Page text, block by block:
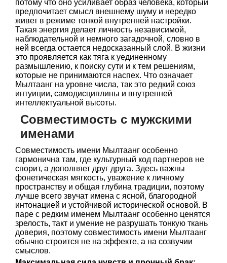
потому что оно усиливает образ человека, который
предпочитает смысл внешнему шуму и нередко
живет в режиме тонкой внутренней настройки.
Такая энергия делает личность независимой,
наблюдательной и немного загадочной, словно в
ней всегда остается недосказанный слой. В жизни
это проявляется как тяга к уединенному
размышлению, к поиску сути и к тем решениям,
которые не принимаются наспех. Что означает
Мылтаанг на уровне числа, так это редкий союз
интуиции, самодисциплины и внутренней
интеллектуальной высоты.
Совместимость с мужскими
именами
Совместимость имени Мылтаанг особенно
гармонична там, где культурный код партнеров не
спорит, а дополняет друг друга. Здесь важны
фонетическая мягкость, уважение к личному
пространству и общая глубина традиции, поэтому
лучше всего звучат имена с ясной, благородной
интонацией и устойчивой исторической основой. В
паре с редким именем Мылтаанг особенно ценятся
зрелость, такт и умение не разрушать тонкую ткань
доверия, поэтому совместимость имени Мылтаанг
обычно строится не на эффекте, а на созвучии
смыслов.